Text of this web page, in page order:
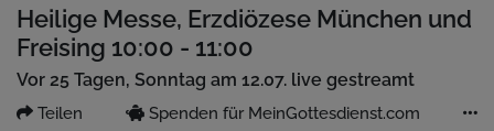
Heilige Messe, Erzdiözese München und
Freising 10:00 - 11:00
Vor 25 Tagen, Sonntag am 12.07. live gestreamt
Teilen Spenden für MeinGottesdienst.com